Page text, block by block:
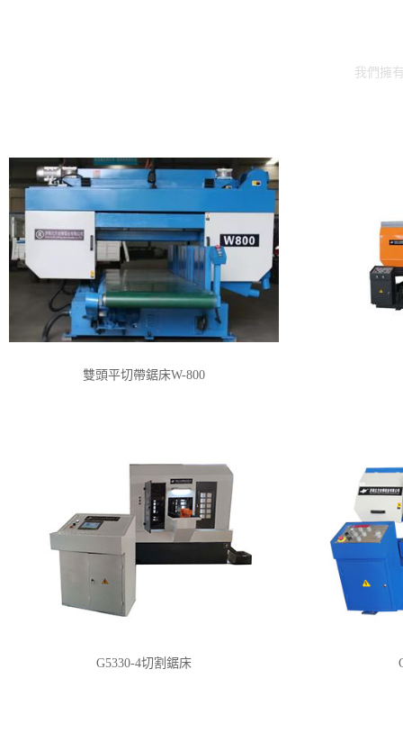
我們擁
雙頭平切帶鋸床W-800
G5330-4切割鋸床